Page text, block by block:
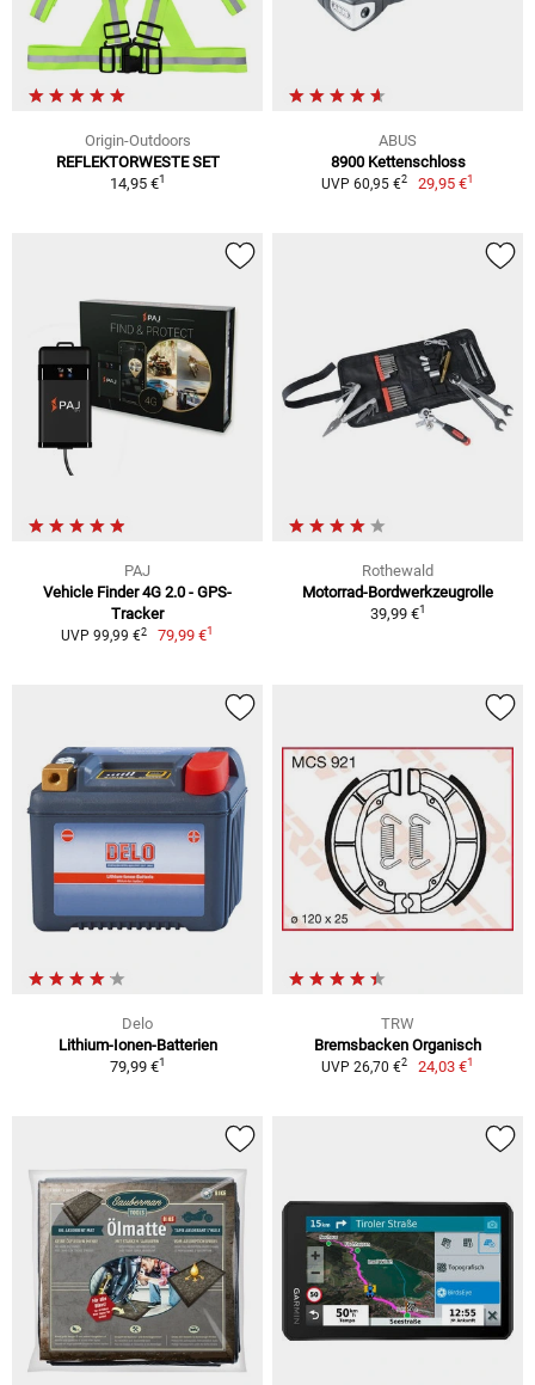
Origin-Outdoors
REFLEKTORWESTE SET
14,95 €1
ABUS
8900 Kettenschloss
UVP 60,95 €2 29,95 €1
PAJ
Vehicle Finder 4G 2.0 - GPS-
Tracker
UVP 99,99 €2 79,99 €1
Rothewald
Motorrad-Bordwerkzeugrolle
39,99 €1
Delo
Lithium-Ionen-Batterien
79,99 €1
TRW
Bremsbacken Organisch
UVP 26,70 €2 24,03 €1